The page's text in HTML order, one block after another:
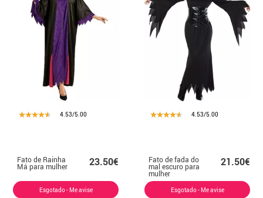
4.53/5.00
Fato de Rainha
Má para mulher 23.50€
Esgotado - Me avise
4.53/5.00
Fato de fada do
mal escuro para
mulher
21.50€
Esgotado - Me avise